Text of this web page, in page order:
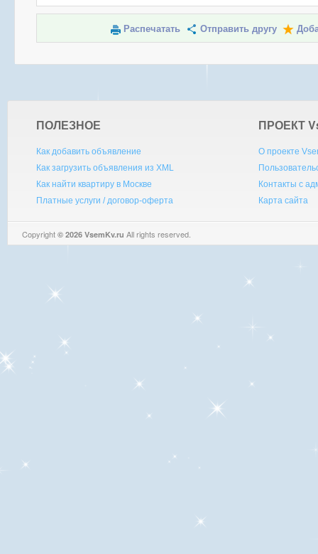
Распечатать Отправить другу
ПОЛЕЗНОЕ
Как добавить объявление
Как загрузить объявления из XML
Как найти квартиру в Москве
Платные услуги / договор-оферта
ПРОЕКТ V
О проекте
Контакты с
Карта сайта
Copyright © 2026 VsemKv.ru All rights reserved.